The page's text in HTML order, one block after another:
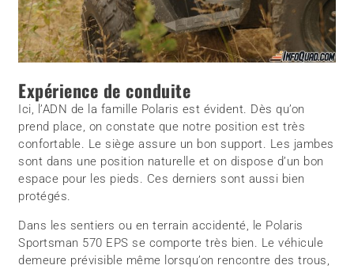
Expérience de conduite
Ici, l’ADN de la famille Polaris est évident. Dès qu’on
prend place, on constate que notre position est très
confortable. Le siège assure un bon support. Les jambes
sont dans une position naturelle et on dispose d’un bon
espace pour les pieds. Ces derniers sont aussi bien
protégés.
Dans les sentiers ou en terrain accidenté, le Polaris
Sportsman 570 EPS se comporte très bien. Le véhicule
demeure prévisible même lorsqu’on rencontre des trous,